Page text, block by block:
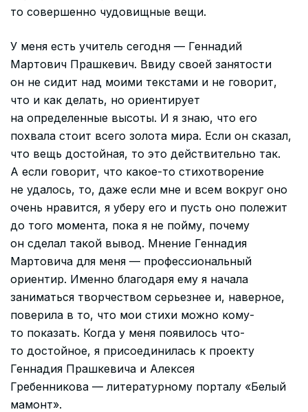
то совершенно чудовищные вещи.
У меня есть учитель сегодня — Геннадий
Мартович Прашкевич. Ввиду своей занятости
он не сидит над моими текстами и не говорит,
что и как делать, но ориентирует
на определенные высоты. И я знаю, что его
похвала стоит всего золота мира. Если он сказал,
что вещь достойная, то это действительно так.
А если говорит, что какое-то стихотворение
не удалось, то, даже если мне и всем вокруг оно
очень нравится, я уберу его и пусть оно полежит
до того момента, пока я не пойму, почему
он сделал такой вывод. Мнение Геннадия
Мартовича для меня — профессиональный
ориентир. Именно благодаря ему я начала
заниматься творчеством серьезнее и, наверное,
поверила в то, что мои стихи можно кому-
то показать. Когда у меня появилось что-
то достойное, я присоединилась к проекту
Геннадия Прашкевича и Алексея
Гребенникова — литературному порталу «Белый
мамонт».